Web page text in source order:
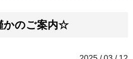
かのご案内☆